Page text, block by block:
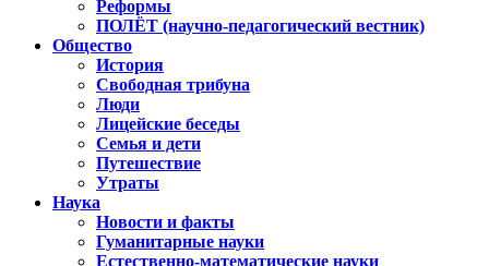
Реформы
ПОЛЁТ (научно-педагогический вестник)
Общество
История
Свободная трибуна
Люди
Лицейские беседы
Семья и дети
Путешествие
Утраты
Наука
Новости и факты
Гуманитарные науки
Естественно-математические науки